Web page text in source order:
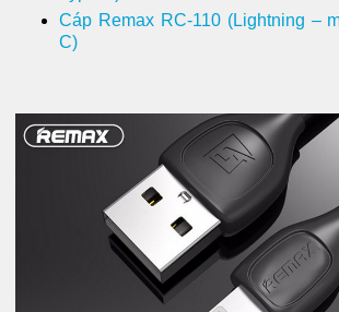
Cáp Remax RC-110 (Lightning –
C)